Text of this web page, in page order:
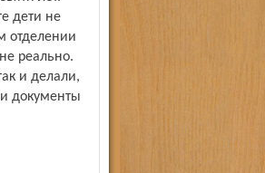
дети не
отделении
реально.
и делали,
документы